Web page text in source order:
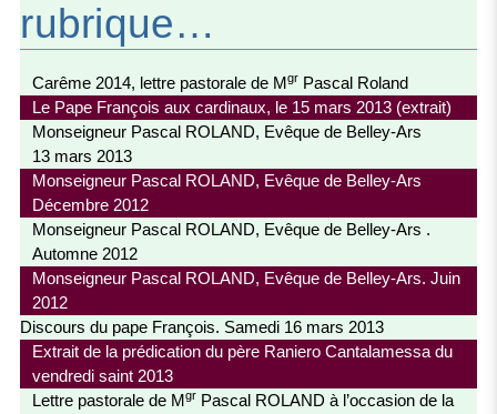
rubrique…
Carême 2014, lettre pastorale de M gr Pascal Roland
Le Pape François aux cardinaux, le 15 mars 2013 (extrait)
Monseigneur Pascal ROLAND, Evêque de Belley-Ars
13 mars 2013
Monseigneur Pascal ROLAND, Evêque de Belley-Ars
Décembre 2012
Monseigneur Pascal ROLAND, Evêque de Belley-Ars .
Automne 2012
Monseigneur Pascal ROLAND, Evêque de Belley-Ars. Juin
2012
Discours du pape François. Samedi 16 mars 2013
Extrait de la prédication du père Raniero Cantalamessa du
vendredi saint 2013
Lettre pastorale de M gr Pascal ROLAND à l’occasion de la